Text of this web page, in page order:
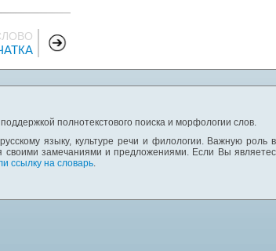
полнотекстового поиска и морфологии слов.
языку, культуре речи и филологии. Важную роль
замечаниями и предложениями. Если Вы
ссылку на словарь.